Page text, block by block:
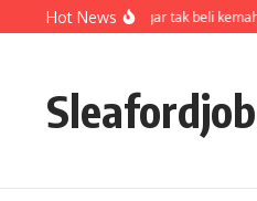
Skip to content
Hot News
medium agar tak beli kemahalan